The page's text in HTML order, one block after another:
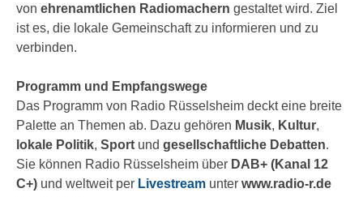
von ehrenamtlichen Radiomachern gestaltet wird. Ziel
ist es, die lokale Gemeinschaft zu informieren und zu
verbinden.
Programm und Empfangswege
Das Programm von Radio Rüsselsheim deckt eine breite
Palette an Themen ab. Dazu gehören Musik, Kultur,
lokale Politik, Sport und gesellschaftliche Debatten.
Sie können Radio Rüsselsheim über DAB+ (Kanal 12
C+) und weltweit per Livestream unter www.radio-r.de